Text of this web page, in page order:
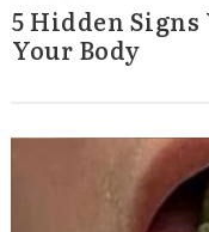
5 Hidden Signs
Your Body